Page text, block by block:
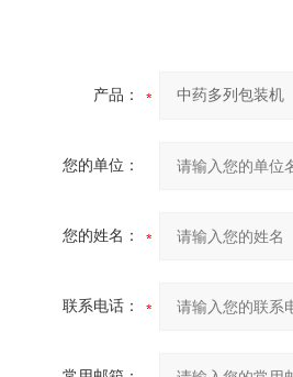
产品：
您的单位：
您的姓名：
联系电话：